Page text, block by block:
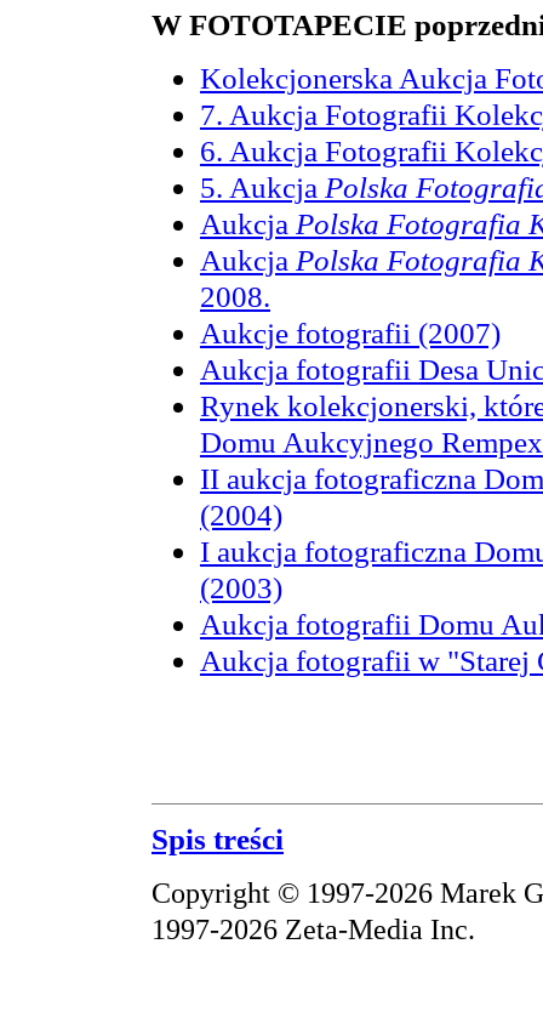
W FOTOTAPECIE
Kolekcjonerska Aukcja
7. Aukcja Fotografii
6. Aukcja Fotografii
5. Aukcja Polska
Aukcja Polska Fotografia
Aukcja Polska Fotografia
2008.
Aukcje fotografii (2007)
Aukcja fotografii Desa
Rynek kolekcjonerski,
Domu Aukcyjnego
II aukcja fotograficzna
(2004)
I aukcja fotograficzna
(2003)
Aukcja fotografii Domu
Aukcja fotografii w "Starej
Spis treści
Copyright © 1997-2026 Marek
1997-2026 Zeta-Media Inc.